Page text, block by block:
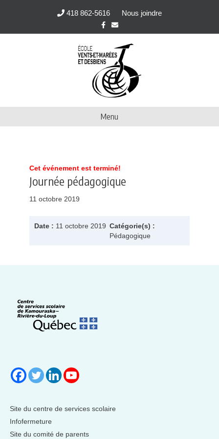
418 862-5616
Nous joindre
c
o
o
k
E
m
a
Menu
Cet événement est terminé!
Journée pédagogique
11 octobre 2019
Date : 11 octobre 2019 Catégorie(s) :
Pédagogique
Site du centre de services scolaire
Infofermeture
Site du comité de parents